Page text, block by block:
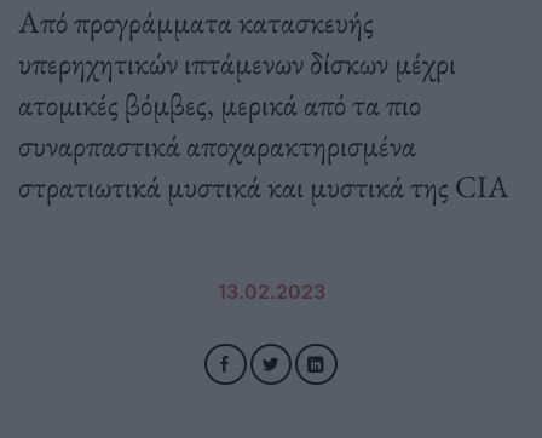
Από προγράμματα κατασκευής
υπερηχητικών ιπτάμενων δίσκων μέχρι
ατομικές βόμβες, μερικά από τα πιο
συναρπαστικά αποχαρακτηρισμένα
στρατιωτικά μυστικά και μυστικά της CIA
13.02.2023